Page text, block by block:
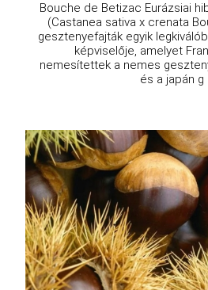
Bouche de Betizac Eurázsiai
(Castanea sativa x crenata
gesztenyefajták egyik
képviselője, amelyet
nemesítettek a nemes
és a japán g